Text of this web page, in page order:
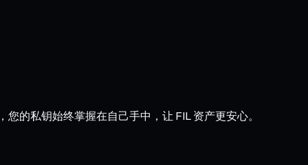
的私钥始终掌握在自己手中，让 FIL 资产更安心。